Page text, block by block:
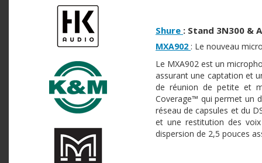
Shure : Stand 3N300 &
MXA902 : Le nouveau
Le MXA902 est un
assurant une captation et
de réunion de petite et
Coverage™ qui permet un
réseau de capsules et du
et une restitution des
dispersion de 2,5 pouces